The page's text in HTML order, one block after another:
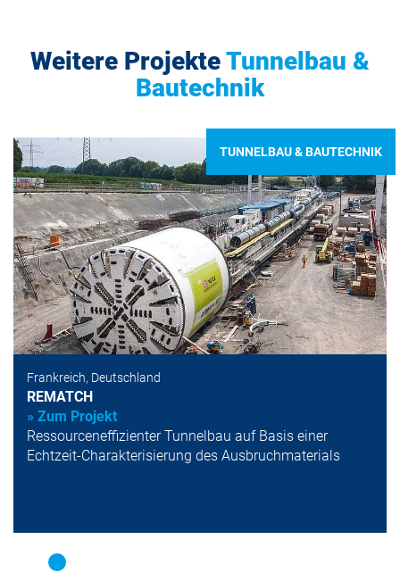
Weitere ProjekteTunnelbau &
Bautechnik
TUNNELBAU & BAUTECHNIK
Frankreich, Deutschland
REMATCH
» Zum Projekt
Ressourceneffizienter Tunnelbau auf Basis einer
Echtzeit-Charakterisierung des Ausbruchmaterials